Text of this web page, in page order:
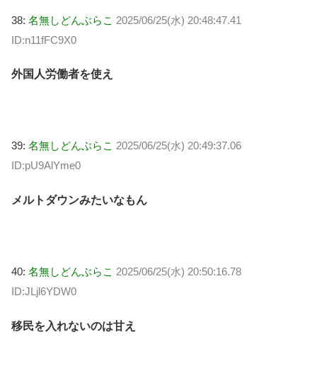
38: 名無しどんぶらこ 2025/06/25(水) 20:48:47.41
ID:n11fFC9X0
外国人労働者を使え
39: 名無しどんぶらこ 2025/06/25(水) 20:49:37.06
ID:pU9AlYme0
メルトダウンみたいなもん
40: 名無しどんぶらこ 2025/06/25(水) 20:50:16.78
ID:JLjl6YDW0
移民を入れないのは甘え